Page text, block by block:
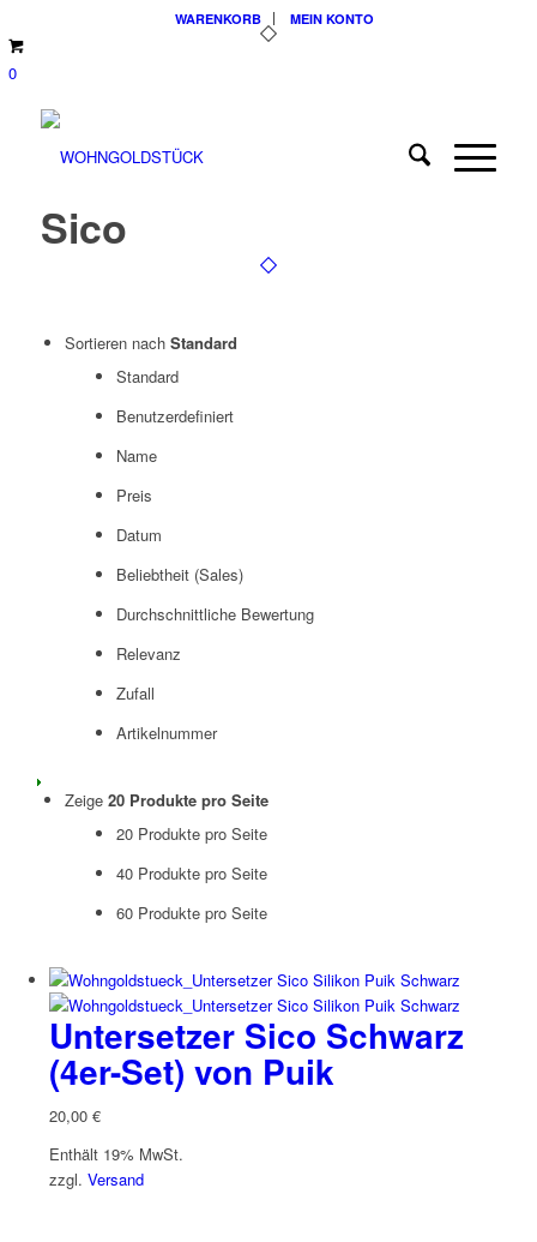
WARENKORB MEIN KONTO
0
Sico
Sortieren nach Standard
Standard
Benutzerdefiniert
Name
Preis
Datum
Beliebtheit (Sales)
Durchschnittliche Bewertung
Relevanz
Zufall
Artikelnummer
Zeige 20 Produkte pro Seite
20 Produkte pro Seite
40 Produkte pro Seite
60 Produkte pro Seite
Untersetzer Sico Schwarz
(4er-Set) von Puik
20,00 €
Enthält 19% MwSt.
zzgl. Versand